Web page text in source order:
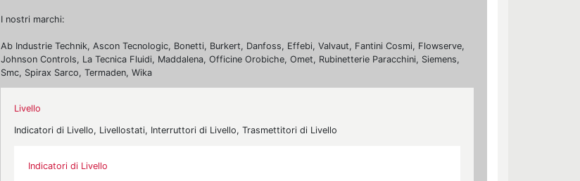
I nostri marchi:
Ab Industrie Technik, Ascon Tecnologic, Bonetti, Burkert, Danfoss, Effebi, Valvaut, Fantini Cosmi, Flowserve,
Johnson Controls, La Tecnica Fluidi, Maddalena, Officine Orobiche, Omet, Rubinetterie Paracchini, Siemens,
Smc, Spirax Sarco, Termaden, Wika
Livello
Indicatori di Livello, Livellostati, Interruttori di Livello, Trasmettitori di Livello
Indicatori di Livello